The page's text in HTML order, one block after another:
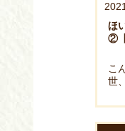
ほ
②
こ
世